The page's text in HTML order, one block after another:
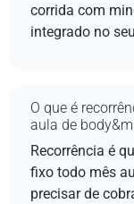
corrida com
integrado no
O que é
aula de
Recorrência é
fixo todo mês
precisar de